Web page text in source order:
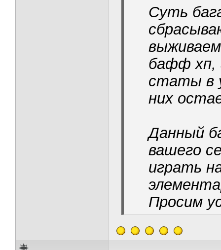
Суть
бафф хп,
статы в
них
Данный
вашего
играть
Просим